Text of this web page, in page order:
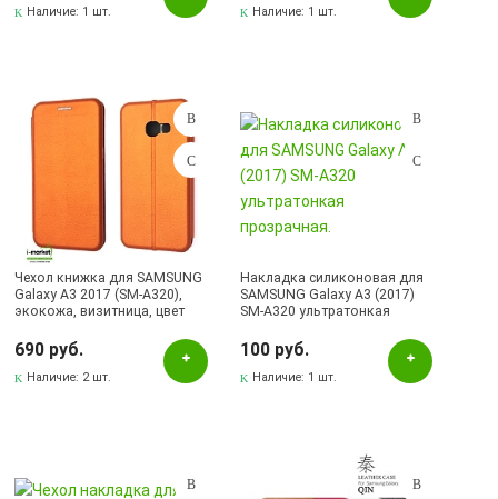
Наличие: 1 шт. Наличие: 1 шт.
Чехол книжка для SAMSUNG
Galaxy A3 2017 (SM-A320),
экокожа, визитница, цвет
690 руб.
Наличие: 2 шт.
Накладка силиконовая для
SAMSUNG Galaxy A3 (2017)
SM-A320 ультратонкая
100 руб.
Наличие: 1 шт.